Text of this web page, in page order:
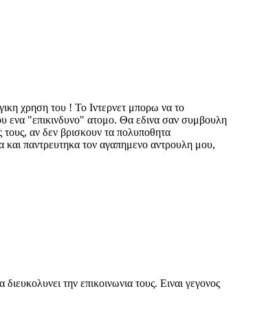
χρηση του ! Το Ιντερνετ μπορω να το
ενα "επικινδυνο" ατομο. Θα εδινα σαν συμβουλη
αν δεν βρισκουν τα πολυποθητα
και παντρευτηκα τον αγαπημενο αντρουλη μου,
την επικοινωνια τους. Ειναι γεγονος